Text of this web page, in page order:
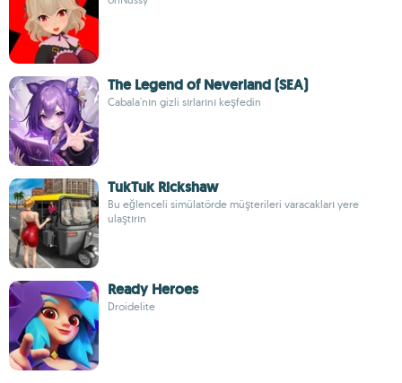
The Legend of Neverland (SEA)
Cabala'nın gizli sırlarını keşfedin
TukTuk Rickshaw
Bu eğlenceli simülatörde müşterileri varacakları yere
ulaştırın
Ready Heroes
Droidelite